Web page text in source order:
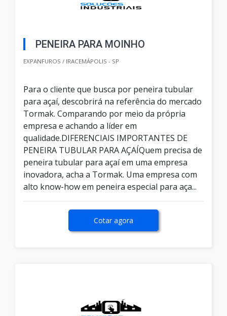
PENEIRA PARA MOINHO
EXPANFUROS / IRACEMÁPOLIS - SP
Para o cliente que busca por peneira tubular
para açaí, descobrirá na referência do mercado
Tormak. Comparando por meio da própria
empresa e achando a líder em
qualidade.DIFERENCIAIS IMPORTANTES DE
PENEIRA TUBULAR PARA AÇAÍQuem precisa de
peneira tubular para açaí em uma empresa
inovadora, acha a Tormak. Uma empresa com
alto know-how em peneira especial para aça...
Cotar agora